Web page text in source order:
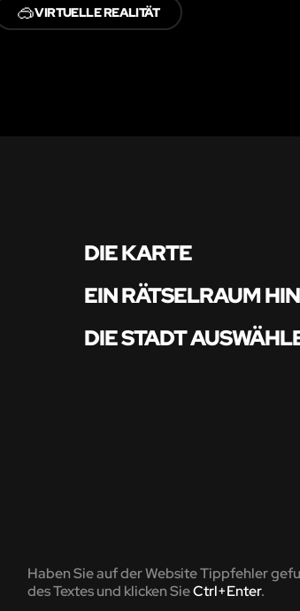
🥽VIRTUELLE REALITÄT
DIE KARTE
EIN RÄTSELRAUM
DIE STADT
Haben Sie auf der Website Tippfehler
des Textes und klicken SieCtrl+Enter.